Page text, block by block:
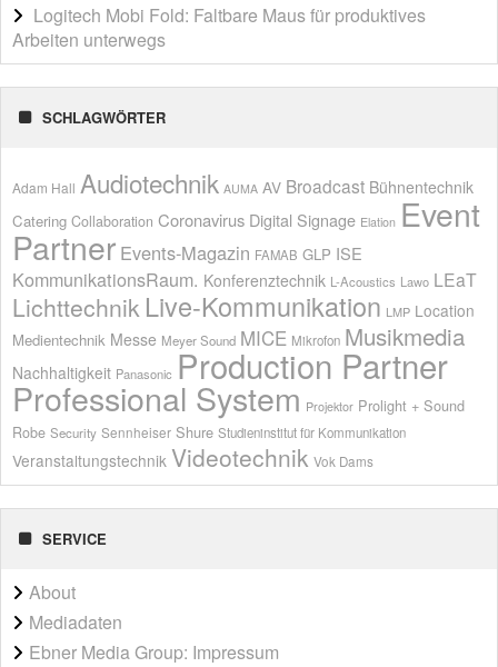
Logitech Mobi Fold: Faltbare Maus für produktives
Arbeiten unterwegs
SCHLAGWÖRTER
Adam Hall Audiotechnik AUMA AV Broadcast Bühnentechnik
Catering Collaboration Coronavirus Digital Signage Elation Event
Partner Events-Magazin FAMAB GLP ISE
KommunikationsRaum. Konferenztechnik L-Acoustics Lawo LEaT
Lichttechnik Live-Kommunikation LMP Location
Medientechnik Messe Meyer Sound MICE Mikrofon Musikmedia
Nachhaltigkeit Panasonic Production Partner
Professional System Projektor Prolight + Sound
Robe Security Sennheiser Shure Studieninstitut für Kommunikation
Veranstaltungstechnik Videotechnik Vok Dams
SERVICE
About
Mediadaten
Ebner Media Group: Impressum